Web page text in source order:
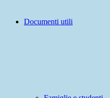
Documenti utili